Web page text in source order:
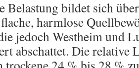
Belastung bildet sich
harmlose
jedoch Westheim und
abschattet. Die relative